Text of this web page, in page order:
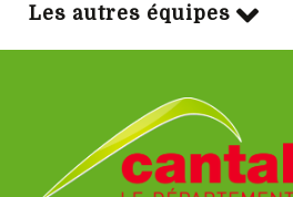
Les autres équipes